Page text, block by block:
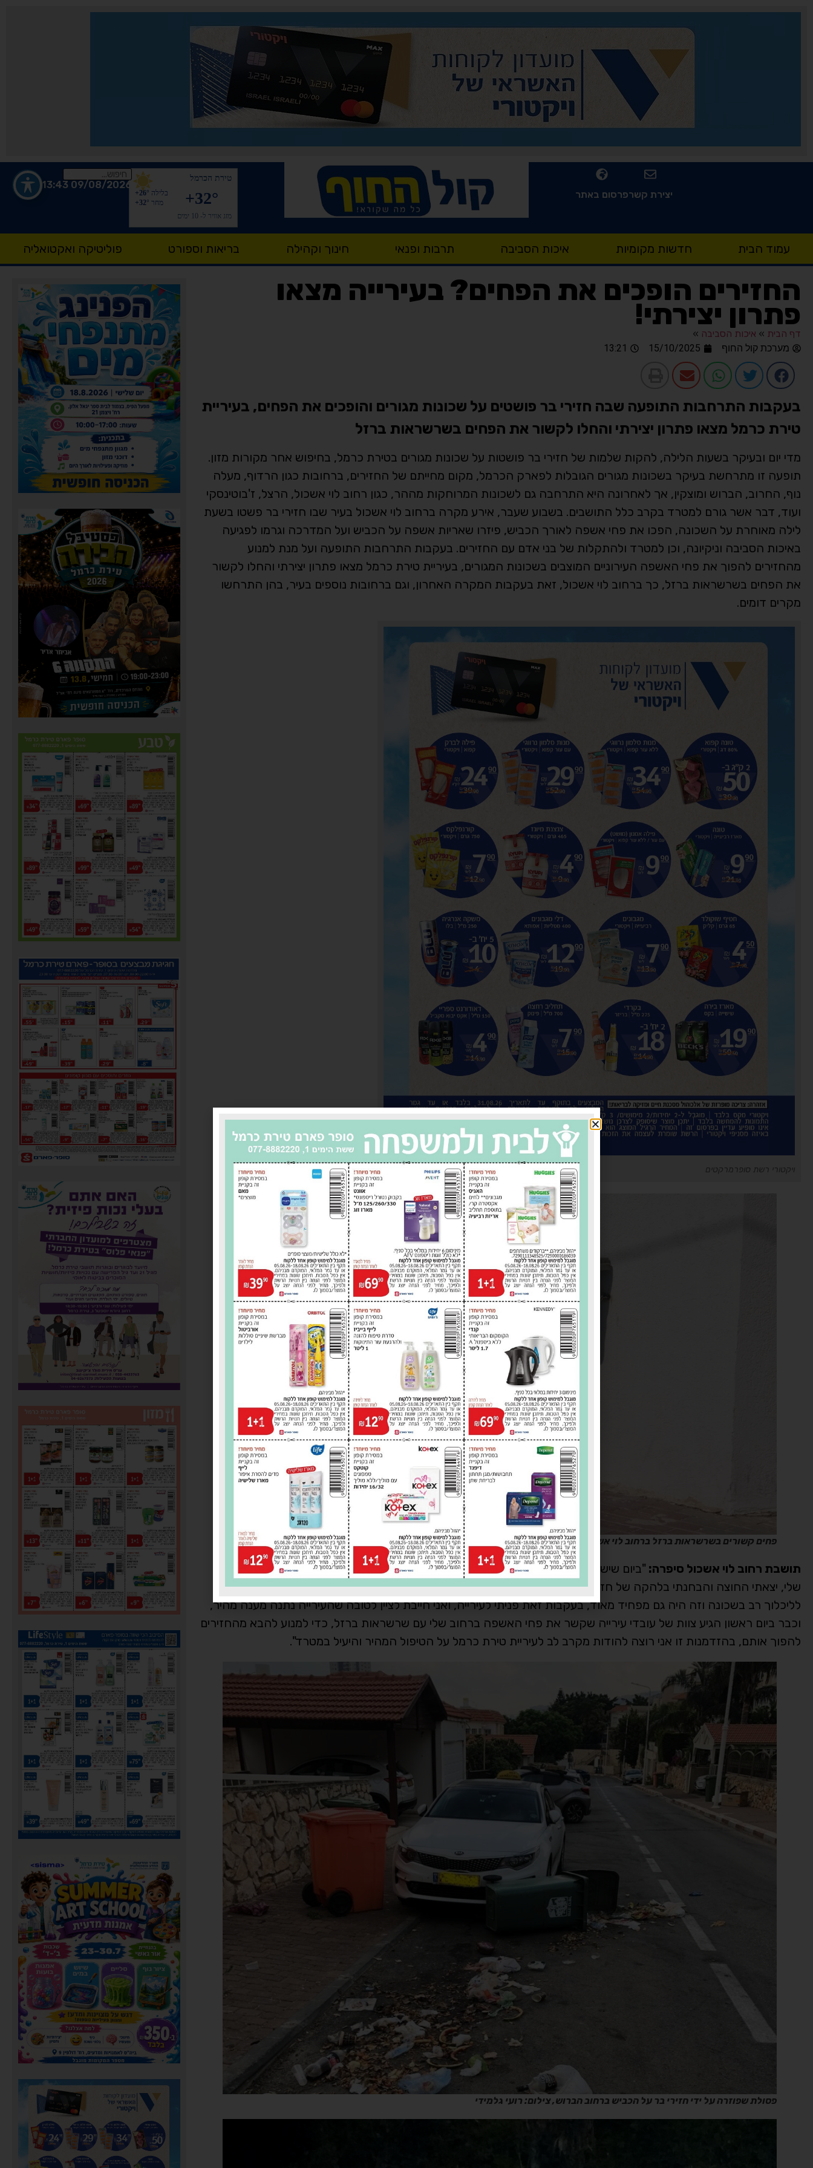
פרסום באתריצירת קשר
טירת הכרמל
+32° בלילה +26°
מחר +32°
מזג אוויר ל- 10 ימים
09/08/2026 13:43
עמוד הבית חדשות מקומיות איכות הסביבה תרבות ופנאי חינוך וקהילה בריאות וספורט פוליטיקה ואקטואליה
החזירים הופכים את הפחים? בעירייה מצאו
פתרון יצירתי!
דף הבית » איכות הסביבה »
מערכת קול החוף
15/10/2025
13:21
בעקבות התרחבות התופעה שבה חזירי בר פושטים על שכונות מגורים והופכים את הפחים, בעיריית
טירת כרמל מצאו פתרון יצירתי והחלו לקשור את הפחים בשרשראות ברזל
מדי יום ובעיקר בשעות הלילה, להקות שלמות של חזירי בר פושטות על שכונות מגורים בטירת כרמל, בחיפוש אחר מקורות מזון.
תופעה זו מתרחשת בעיקר בשכונות מגורים הגובלות לפארק הכרמל, מקום מחייתם של החזירים, ברחובות כגון הרדוף, מעלה
נוף, החרוב, הברוש ומוצקין, אך לאחרונה היא התרחבה גם לשכונות המרוחקות מההר, כגון רחוב לוי אשכול, הרצל, ז'בוטינסקי
ועוד, דבר אשר גורם למטרד בקרב כלל התושבים. בשבוע שעבר, אירע מקרה ברחוב לוי אשכול בעיר שבו חזירי בר פשטו בשעת
לילה מאוחרת על השכונה, הפכו את פחי אשפה לאורך הכביש, פיזרו שאריות אשפה על הכביש ועל המדרכה וגרמו לפגיעה
באיכות הסביבה וניקיונה, וכן למטרד ולהתקלות של בני אדם עם החזירים. בעקבות התרחבות התופעה ועל מנת למנוע
מהחזירים להפוך את פחי האשפה העירוניים המוצבים בשכונות המגורים, בעיריית טירת כרמל מצאו פתרון יצירתי והחלו לקשור
את הפחים בשרשראות ברזל, כך ברחוב לוי אשכול, זאת בעקבות המקרה האחרון, וגם ברחובות נוספים בעיר, בהן התרחשו
מקרים דומים.
ויקטורי רשת סופרמרקטים
פחים קשורים בשרשראות ברזל ברחוב לוי אשכול, צילום: אודי אמסלם
תושבת רחוב לוי אשכול סיפרה:
"ביום שישי בסביבות השעה 3.00 לפנות בוקר התעוררתי מרעשים ששמעתי ברחוב ליד הבית
שלי, יצאתי החוצה והבחנתי בלהקה של חזירי בר שהופכת את פחי האשפה בשכונה, הם עשו בלאגן פיזרו את האשפה וגרמו
לליכלוך רב בשכונה וזה היה גם מפחיד מאוד, בעקבות זאת פניתי לעירייה, ואני חייבת לציין לטובה שהעירייה נתנה מענה מהיר,
וכבר ביום ראשון הגיע צוות של עובדי עירייה שקשר את פחי האשפה ברחוב שלי עם שרשראות ברזל, כדי למנוע להבא מהחזירים
להפוך אותם, בהזדמנות זו אני רוצה להודות מקרב לב לעיריית טירת כרמל על הטיפול המהיר והיעיל במטרד".
פסולת שפוזרה על ידי חזירי בר על הכביש ברחוב הברוש, צילום: רועי גלמידי